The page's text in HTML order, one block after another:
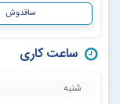
ساقدوش
ساعت کاری
شنبه